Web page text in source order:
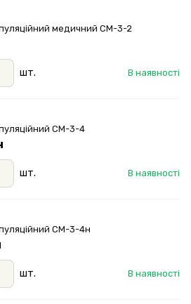
медичний СМ-3-2
В наявності
шт.
СМ-3-4
В наявності
шт.
СМ-3-4н
В наявності
шт.